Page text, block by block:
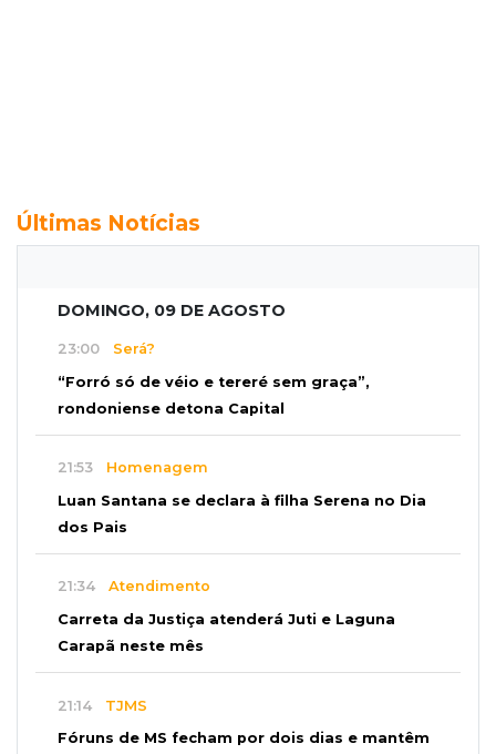
Últimas Notícias
DOMINGO, 09 DE AGOSTO
23:00 Será?
“Forró só de véio e tereré sem graça”,
rondoniense detona Capital
21:53 Homenagem
Luan Santana se declara à filha Serena no Dia
dos Pais
21:34 Atendimento
Carreta da Justiça atenderá Juti e Laguna
Carapã neste mês
21:14 TJMS
Fóruns de MS fecham por dois dias e mantêm